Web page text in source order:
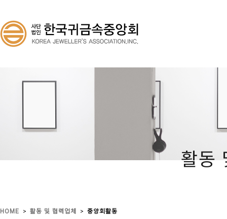
활동
HOME > 활동 및 협력업체 > 중앙회활동